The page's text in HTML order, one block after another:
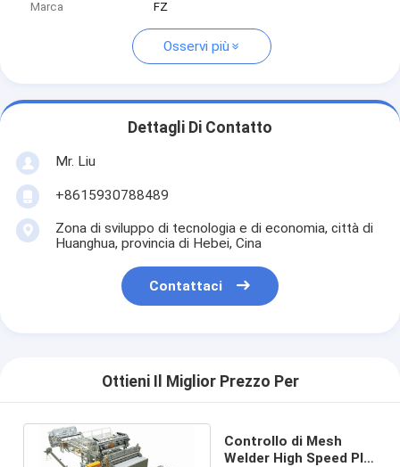
Marca
FZ
Osservi più
Dettagli Di Contatto
Mr. Liu
+8615930788489
Zona di sviluppo di tecnologia e di economia, città di
Huanghua, provincia di Hebei, Cina
Contattaci
Ottieni Il Miglior Prezzo Per
Controllo di Mesh
Welder High Speed Plc